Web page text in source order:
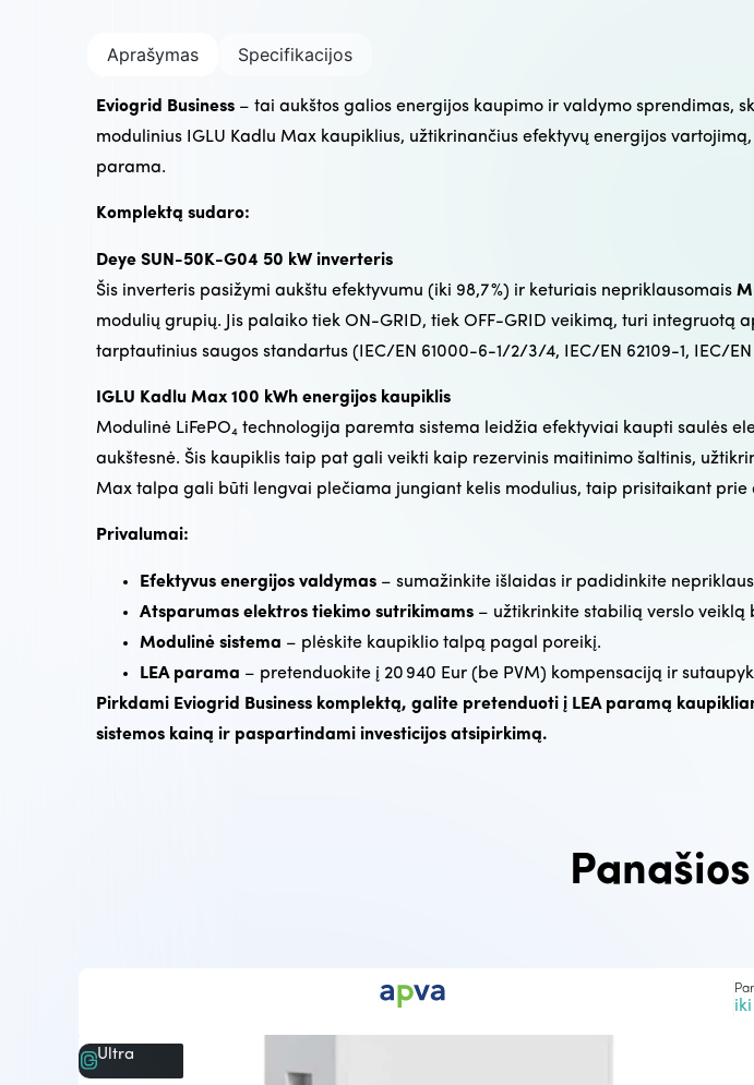
Aprašymas Specifikacijos
Eviogrid Business – tai aukštos galios energijos kaupimo ir valdymo sprendimas,
modulinius IGLU Kadlu Max kaupiklius, užtikrinančius efektyvų energijos
parama.
Komplektą sudaro:
Deye SUN-50K-G04 50 kW inverteris
Šis inverteris pasižymi aukštu efektyvumu (iki 98,7 %) ir keturiais nepriklausomais
modulių grupių. Jis palaiko tiek ON-GRID, tiek OFF-GRID veikimą, turi
tarptautinius saugos standartus (IEC/EN 61000-6-1/2/3/4, IEC/EN 62109-1, IEC/EN
IGLU Kadlu Max 100 kWh energijos kaupiklis
Modulinė LiFePO₄ technologija paremta sistema leidžia efektyviai kaupti saulės
aukštesnė. Šis kaupiklis taip pat gali veikti kaip rezervinis maitinimo šaltinis,
Max talpa gali būti lengvai plečiama jungiant kelis modulius, taip prisitaikant prie
Privalumai:
Efektyvus energijos valdymas – sumažinkite išlaidas ir padidinkite
Atsparumas elektros tiekimo sutrikimams – užtikrinkite stabilią verslo veiklą
Modulinė sistema – plėskite kaupiklio talpą pagal poreikį.
LEA parama – pretenduokite į 20 940 Eur (be PVM) kompensaciją ir
Pirkdami Eviogrid Business komplektą, galite pretenduoti į LEA paramą
sistemos kainą ir paspartindami investicijos atsipirkimą.
iki
Ultra